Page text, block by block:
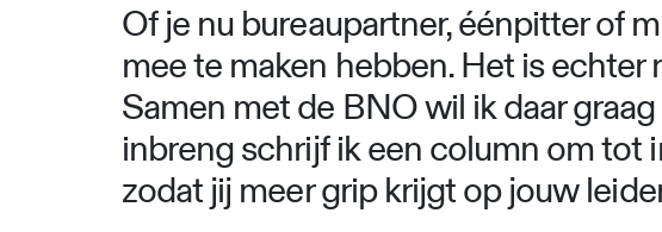
Of je nu bureaupartner, éénpitter of
mee te maken hebben. Het is
Samen met de BNO wil ik daar
inbreng schrijf ik een column om
zodat jij meer grip krijgt op jouw